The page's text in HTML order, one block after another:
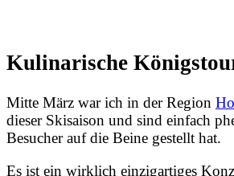
Kulinarische
Mitte März war ich in der Region
dieser Skisaison und sind einfach
Besucher auf die Beine gestellt hat.
Es ist ein wirklich einzigartiges